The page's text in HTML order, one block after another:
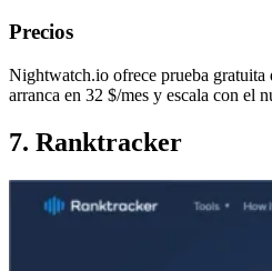
Precios
Nightwatch.io ofrece prueba gratuita
arranca en 32 $/mes y escala con el
7. Ranktracker